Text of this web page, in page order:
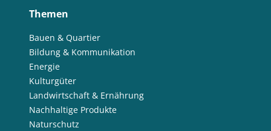
Themen
Bauen & Quartier
Bildung & Kommunikation
Energie
Kulturgüter
Landwirtschaft & Ernährung
Nachhaltige Produkte
Naturschutz